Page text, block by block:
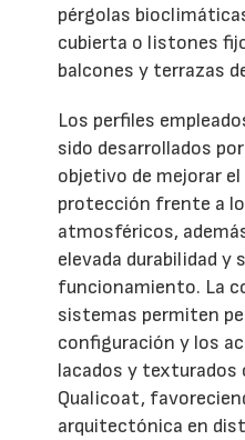
pérgolas
cubierta o listones
balcones y terrazas
Los perfiles
sido desarrollados
objetivo de mejorar
protección frente a
atmosféricos,
elevada durabilidad y
funcionamiento. La
sistemas permiten
configuración y los
lacados y
Qualicoat,
arquitectónica en